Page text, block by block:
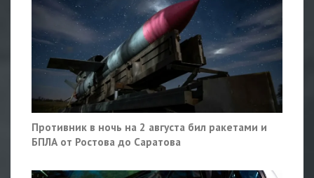
Противник в ночь на 2 августа бил ракетами и
БПЛА от Ростова до Саратова